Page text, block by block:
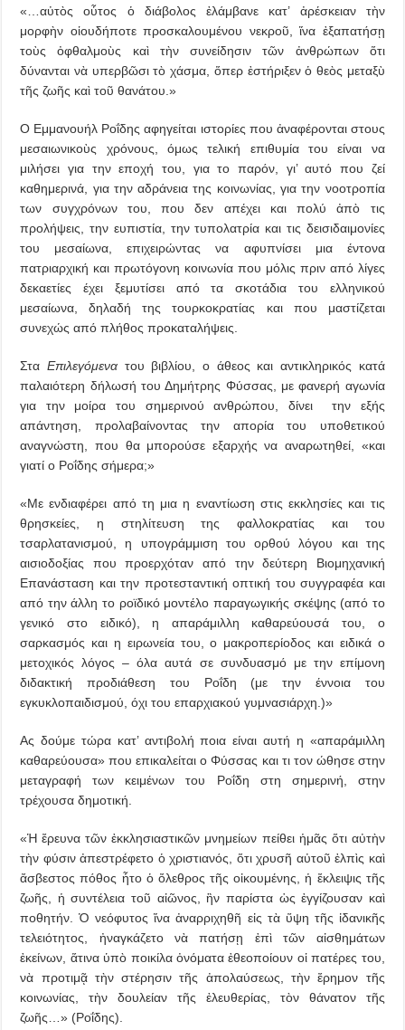
«…αὐτὸς οὗτος ὁ διάβολος ἐλάμβανε κατ’ ἀρέσκειαν τὴν
μορφὴν οἱουδήποτε προσκαλουμένου νεκροῦ, ἵνα ἐξαπατήσῃ
τοὺς ὀφθαλμοὺς καὶ τὴν συνείδησιν τῶν ἀνθρώπων ὅτι
δύνανται νὰ υπερβῶσι τὸ χάσμα, ὅπερ ἐστήριξεν ὁ θεὸς μεταξὺ
τῆς ζωῆς καὶ τοῦ θανάτου.»
Ο Εμμανουήλ Ροΐδης αφηγείται ιστορίες που ἀναφέρονται στους
μεσαιωνικοὺς χρόνους, όμως τελική επιθυμία του είναι να
μιλήσει για την εποχή του, για το παρόν, γι’ αυτό που ζεί
καθημερινά, για την αδράνεια της κοινωνίας, για την νοοτροπία
των συγχρόνων του, που δεν απέχει και πολύ ἀπὸ τις
προλήψεις, την ευπιστία, την τυπολατρία και τις δεισιδαιμονίες
του μεσαίωνα, επιχειρώντας να αφυπνίσει μια έντονα
πατριαρχική και πρωτόγονη κοινωνία που μόλις πριν από λίγες
δεκαετίες έχει ξεμυτίσει από τα σκοτάδια του ελληνικού
μεσαίωνα, δηλαδή της τουρκοκρατίας και που μαστίζεται
συνεχώς από πλήθος προκαταλήψεις.
Στα Επιλεγόμενατου βιβλίου, ο άθεος και αντικληρικός κατά
παλαιότερη δήλωσή του Δημήτρης Φύσσας, με φανερή αγωνία
για την μοίρα του σημερινού ανθρώπου, δίνει την εξής
απάντηση, προλαβαίνοντας την απορία του υποθετικού
αναγνώστη, που θα μπορούσε εξαρχής να αναρωτηθεί, «και
γιατί ο Ροΐδης σήμερα;»
«Με ενδιαφέρει από τη μια η εναντίωση στις εκκλησίες και τις
θρησκείες, η στηλίτευση της φαλλοκρατίας και του
τσαρλατανισμού, η υπογράμμιση του ορθού λόγου και της
αισιοδοξίας που προερχόταν από την δεύτερη Βιομηχανική
Επανάσταση και την προτεσταντική οπτική του συγγραφέα και
από την άλλη το ροϊδικό μοντέλο παραγωγικής σκέψης (από το
γενικό στο ειδικό), η απαράμιλλη καθαρεύουσά του, ο
σαρκασμός και η ειρωνεία του, ο μακροπερίοδος και ειδικά ο
μετοχικός λόγος – όλα αυτά σε συνδυασμό με την επίμονη
διδακτική προδιάθεση του Ροΐδη (με την έννοια του
εγκυκλοπαιδισμού, όχι του επαρχιακού γυμνασιάρχη.)»
Ας δούμε τώρα κατ’ αντιβολή ποια είναι αυτή η «απαράμιλλη
καθαρεύουσα» που επικαλείται ο Φύσσας και τι τον ώθησε στην
μεταγραφή των κειμένων του Ροΐδη στη σημερινή, στην
τρέχουσα δημοτική.
«Ἡ ἔρευνα τῶν ἐκκλησιαστικῶν μνημείων πείθει ἡμᾶς ὅτι αὐτὴν
τὴν φύσιν ἀπεστρέφετο ὁ χριστιανός, ὅτι χρυσῆ αὐτοῦ ἐλπὶς καὶ
ἄσβεστος πόθος ἦτο ὁ ὄλεθρος τῆς οἰκουμένης, ἡ ἔκλειψις τῆς
ζωῆς, ἡ συντέλεια τοῦ αἰῶνος, ἣν παρίστα ὡς ἐγγίζουσαν καὶ
ποθητήν. Ὁ νεόφυτος ἵνα ἀναρριχηθῆ εἰς τὰ ὕψη τῆς ἰδανικῆς
τελειότητος, ἠναγκάζετο νὰ πατήσῃ ἐπὶ τῶν αἰσθημάτων
ἐκείνων, ἅτινα ὑπὸ ποικίλα ὀνόματα ἐθεοποίουν οἱ πατέρες του,
νὰ προτιμᾷ τὴν στέρησιν τῆς ἀπολαύσεως, τὴν ἔρημον τῆς
κοινωνίας, τὴν δουλείαν τῆς ἐλευθερίας, τὸν θάνατον τῆς
ζωῆς…» (Ροΐδης).